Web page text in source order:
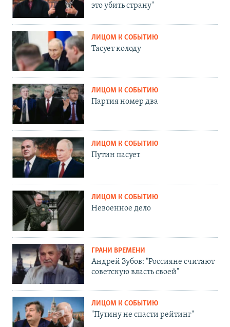
это убить страну"
ЛИЦОМ К СОБЫТИЮ
Тасует колоду
ЛИЦОМ К СОБЫТИЮ
Партия номер два
ЛИЦОМ К СОБЫТИЮ
Путин пасует
ЛИЦОМ К СОБЫТИЮ
Невоенное дело
ГРАНИ ВРЕМЕНИ
Андрей Зубов: "Россияне считают
советскую власть своей"
ЛИЦОМ К СОБЫТИЮ
"Путину не спасти рейтинг"